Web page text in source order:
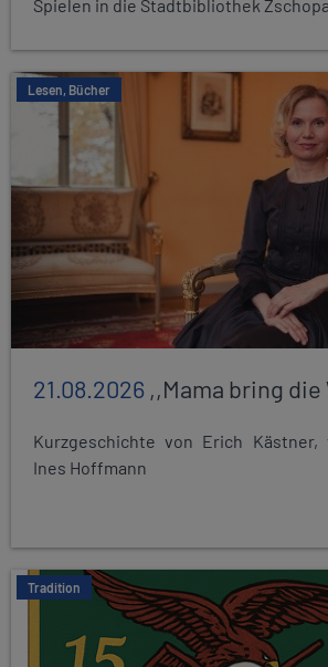
Spielen in die Stadtbibliothek
Lesen, Bücher
21.08.2026 ,,Mama bring die
Kurzgeschichte von Erich Kästner,
Ines Hoffmann
Tradition